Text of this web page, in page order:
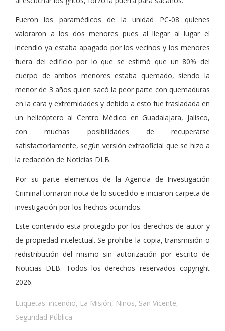
Fueron los paramédicos de la unidad PC-08 quienes
valoraron a los dos menores pues al llegar al lugar el
incendio ya estaba apagado por los vecinos y los menores
fuera del edificio por lo que se estimó que un 80% del
cuerpo de ambos menores estaba quemado, siendo la
menor de 3 años quien sacó la peor parte con quemaduras
en la cara y extremidades y debido a esto fue trasladada en
un helicóptero al Centro Médico en Guadalajara, Jalisco,
con muchas posibilidades de recuperarse
satisfactoriamente, según versión extraoficial que se hizo a
la redacción de Noticias DLB.
Por su parte elementos de la Agencia de Investigación
Criminal tomaron nota de lo sucedido e iniciaron carpeta de
investigación por los hechos ocurridos.
Este contenido esta protegido por los derechos de autor y
de propiedad intelectual. Se prohibe la copia, transmisión o
redistribución del mismo sin autorización por escrito de
Noticias DLB. Todos los derechos reservados copyright
2026.
Etiquetas: incendio, La Misión, Niños, San Vicente,
Seguridad Pública